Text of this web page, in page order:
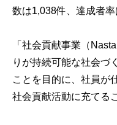
数は1,038件、達成者率
「社会貢献事業（
りが持続可能な社会づ
ことを目的に、社員が
社会貢献活動に充てる